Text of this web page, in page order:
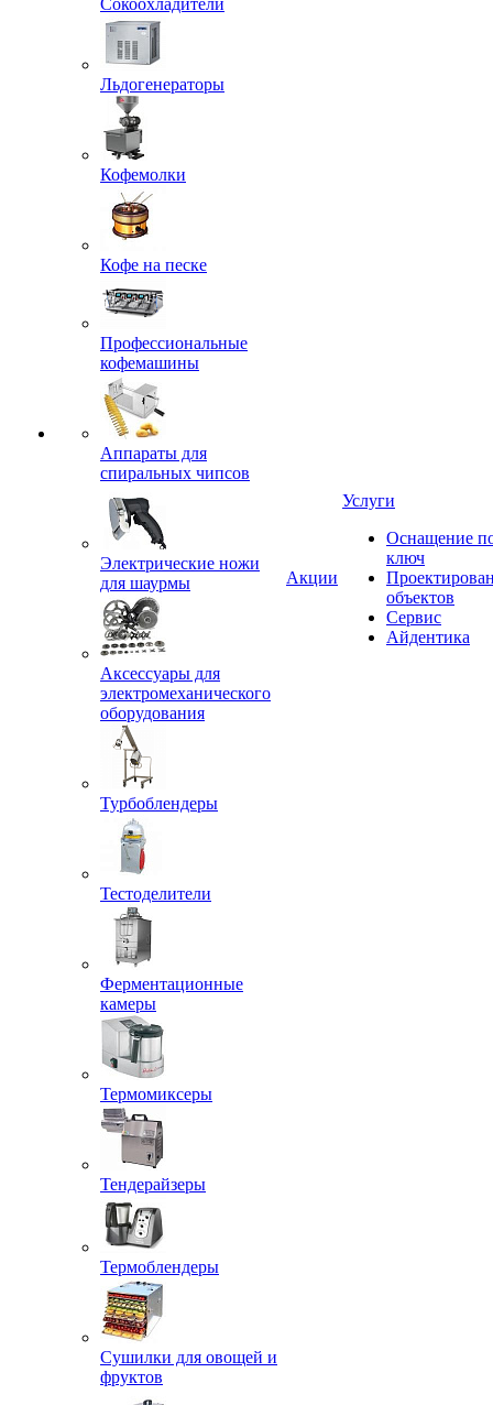
Льдогенераторы
Кофемолки
Кофе на песке
Профессиональные
кофемашины
Аппараты для
спиральных чипсов
Электрические ножи
для шаурмы
Аксессуары для
электромеханического
оборудования
Турбоблендеры
Тестоделители
Ферментационные
камеры
Термомиксеры
Тендерайзеры
Термоблендеры
Сушилки для овощей и
фруктов
Акции
Услуги
Оснащение
ключ
объектов
Сервис
Айдентика